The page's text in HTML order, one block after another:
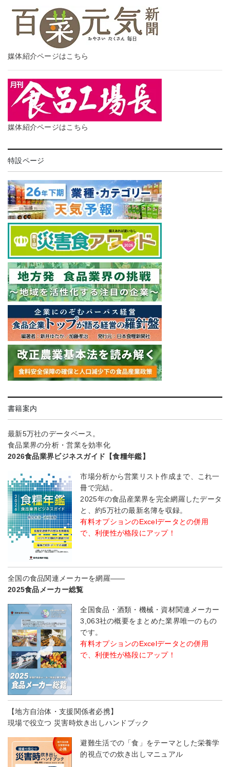
媒体紹介ページはこちら
媒体紹介ページはこちら
特設ページ
書籍案内
最新5万社のデータベース。
食品業界の分析・営業を効率化
2026食品業界ビジネスガイド【食糧年鑑】
市場分析から営業リスト作成まで、これ一
冊で完結。
2025年の食品産業界を完全網羅したデータ
と、約5万社の最新名簿を収録。
有料オプションのExcelデータとの併用
で、利便性が格段にアップ！
全国の食品関連メーカーを網羅――
2025食品メーカー総覧
全国食品・酒類・機械・資材関連メーカー
3,063社の概要をまとめた業界唯一のもの
です。
有料オプションのExcelデータとの併用
で、利便性が格段にアップ！
【地方自治体・支援関係者必携】
現場で役立つ 災害時炊き出しハンドブック
避難生活での「食」をテーマとした栄養学
的視点での炊き出しマニュアル